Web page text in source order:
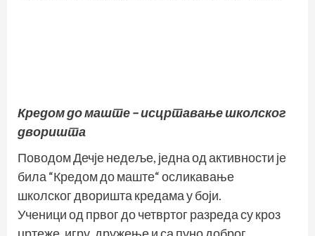
Кредом до маште – исцртавање школског
дворишта
Поводом Дечје недеље, једна од активности је
била “Кредом до маште“ осликавање
школског дворишта кредама у боји.
Ученици од првог до четвртог разреда су кроз